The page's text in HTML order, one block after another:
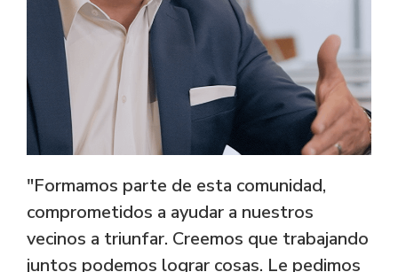
"Formamos parte de esta comunidad,
comprometidos a ayudar a nuestros
vecinos a triunfar. Creemos que trabajando
juntos podemos lograr cosas. Le pedimos